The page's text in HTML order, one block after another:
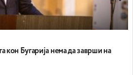
кон Бугарија нема да заврши на